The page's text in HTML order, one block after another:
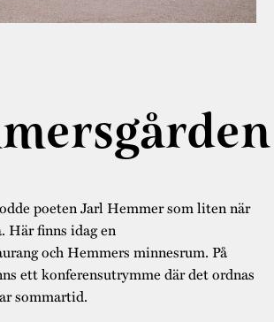
Tillgänglighet
Hållbar utveckling
Kontakta oss
Kalas på Stundars
Hantverk
Projekt
Stugornas Stundars
Museisamlingarna
Årsberättelser
Årets Gunnar
Stundars
poeten Jarl Hemmer som liten när
Här finns idag en
och Hemmers minnesrum. På
ett konferensutrymme där det ordnas
sommartid.